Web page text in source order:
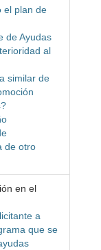
el plan de
de Ayudas
al
similar de
de otro
en el
a
que se